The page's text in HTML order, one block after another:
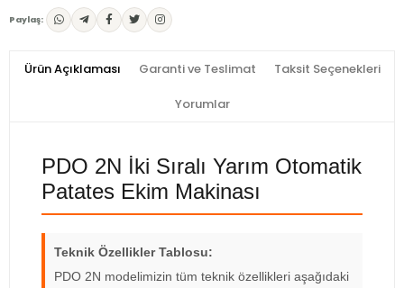
Paylaş:
Ürün Açıklaması Garanti ve Teslimat Taksit Seçenekleri
Yorumlar
PDO 2N İki Sıralı Yarım Otomatik
Patates Ekim Makinası
Teknik Özellikler Tablosu:
PDO 2N modelimizin tüm teknik özellikleri aşağıdaki